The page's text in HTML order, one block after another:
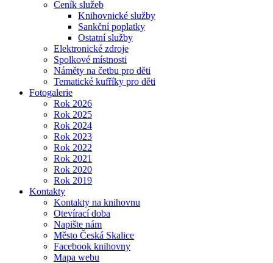
Ceník služeb
Knihovnické služby
Sankční poplatky
Ostatní služby
Elektronické zdroje
Spolkové místnosti
Náměty na četbu pro děti
Tematické kufříky pro děti
Fotogalerie
Rok 2026
Rok 2025
Rok 2024
Rok 2023
Rok 2022
Rok 2021
Rok 2020
Rok 2019
Kontakty
Kontakty na knihovnu
Otevírací doba
Napište nám
Město Česká Skalice
Facebook knihovny
Mapa webu